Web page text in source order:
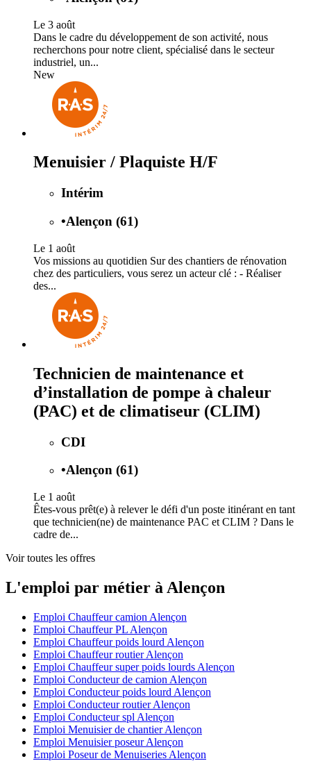
Le 3 août
Dans le cadre du développement de son activité, nous
recherchons pour notre client, spécialisé dans le secteur
industriel, un...
New
Menuisier / Plaquiste H/F
Intérim
•Alençon (61)
Le 1 août
Vos missions au quotidien Sur des chantiers de rénovation
chez des particuliers, vous serez un acteur clé : - Réaliser
des...
Technicien de maintenance et
d’installation de pompe à chaleur
(PAC) et de climatiseur (CLIM)
CDI
•Alençon (61)
Le 1 août
Êtes-vous prêt(e) à relever le défi d'un poste itinérant en tant
que technicien(ne) de maintenance PAC et CLIM ? Dans le
cadre de...
Voir toutes les offres
L'emploi par métier à Alençon
Emploi Chauffeur camion Alençon
Emploi Chauffeur PL Alençon
Emploi Chauffeur poids lourd Alençon
Emploi Chauffeur routier Alençon
Emploi Chauffeur super poids lourds Alençon
Emploi Conducteur de camion Alençon
Emploi Conducteur poids lourd Alençon
Emploi Conducteur routier Alençon
Emploi Conducteur spl Alençon
Emploi Menuisier de chantier Alençon
Emploi Menuisier poseur Alençon
Emploi Poseur de Menuiseries Alençon